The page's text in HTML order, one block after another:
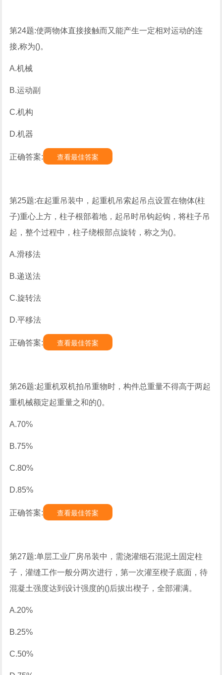
第24题:使两物体直接接触而又能产生一定相对运动的连
接,称为()。
A.机械
B.运动副
C.机构
D.机器
正确答案: 查看最佳答案
第25题:在起重吊装中，起重机吊索起吊点设置在物体(柱
子)重心上方，柱子根部着地，起吊时吊钩起钩，将柱子吊
起，整个过程中，柱子绕根部点旋转，称之为()。
A.滑移法
B.递送法
C.旋转法
D.平移法
正确答案: 查看最佳答案
第26题:起重机双机拍吊重物时，构件总重量不得高于两起
重机械额定起重量之和的()。
A.70%
B.75%
C.80%
D.85%
正确答案: 查看最佳答案
第27题:单层工业厂房吊装中，需浇灌细石混泥土固定柱
子，灌缝工作一般分两次进行，第一次灌至楔子底面，待
混凝土强度达到设计强度的()后拔出楔子，全部灌满。
A.20%
B.25%
C.50%